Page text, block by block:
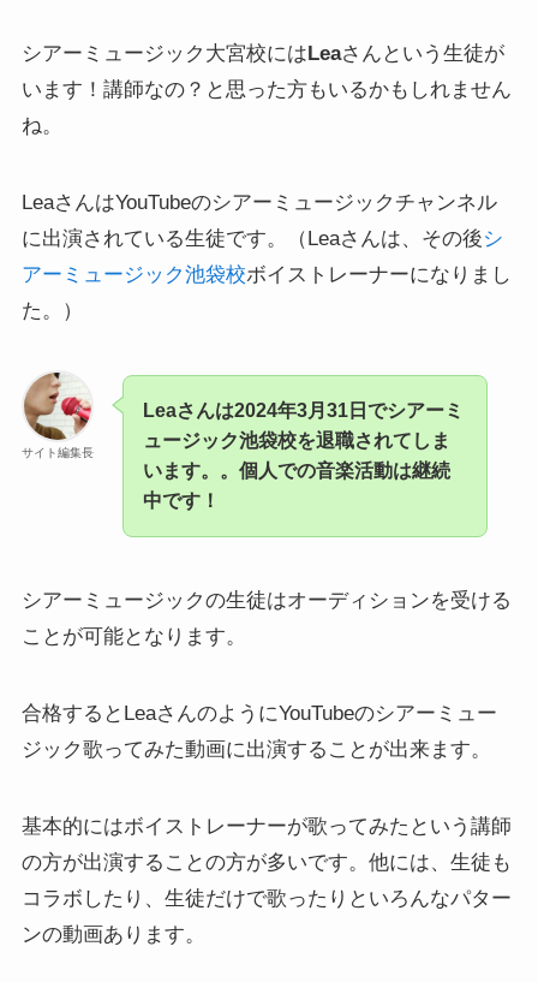
シアーミュージック大宮校には Leaさんという生徒が
います！講師なの？と思った方もいるかもしれません
ね。
LeaさんはYouTubeのシアーミュージックチャンネル
に出演されている生徒です。（Leaさんは、その後シ
アーミュージック池袋校ボイストレーナーになりまし
た。）
サイト編集長
Leaさんは2024年3月31日でシアーミ
ュージック池袋校を退職されてしま
います。。個人での音楽活動は継続
中です！
シアーミュージックの生徒はオーディションを受ける
ことが可能となります。
合格するとLeaさんのようにYouTubeのシアーミュー
ジック歌ってみた動画に出演することが出来ます。
基本的にはボイストレーナーが歌ってみたという講師
の方が出演することの方が多いです。他には、生徒も
コラボしたり、生徒だけで歌ったりといろんなパター
ンの動画あります。